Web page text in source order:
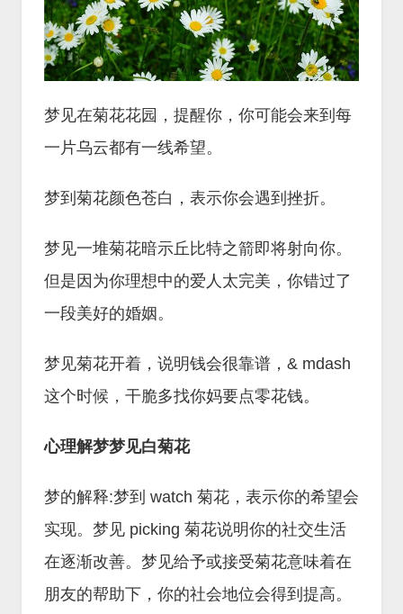
梦见在菊花花园，提醒你，你可能会来到每
一片乌云都有一线希望。
梦到菊花颜色苍白，表示你会遇到挫折。
梦见一堆菊花暗示丘比特之箭即将射向你。
但是因为你理想中的爱人太完美，你错过了
一段美好的婚姻。
梦见菊花开着，说明钱会很靠谱，& mdash
这个时候，干脆多找你妈要点零花钱。
心理解梦梦见白菊花
梦的解释:梦到 watch 菊花，表示你的希望会
实现。梦见 picking 菊花说明你的社交生活
在逐渐改善。梦见给予或接受菊花意味着在
朋友的帮助下，你的社会地位会得到提高。